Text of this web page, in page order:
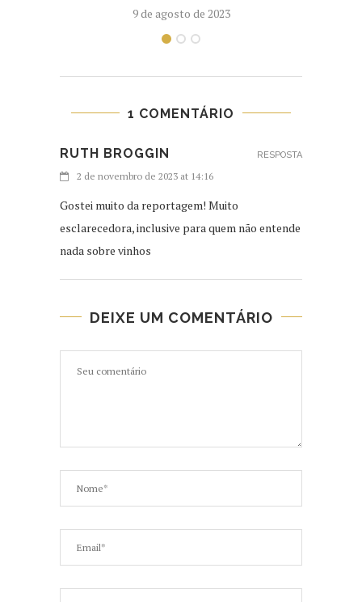
9 de agosto de 2023
1 COMENTÁRIO
RUTH BROGGIN
2 de novembro de 2023 at 14:16
Gostei muito da reportagem! Muito
esclarecedora, inclusive para quem não entende
nada sobre vinhos
RESPOSTA
DEIXE UM COMENTÁRIO